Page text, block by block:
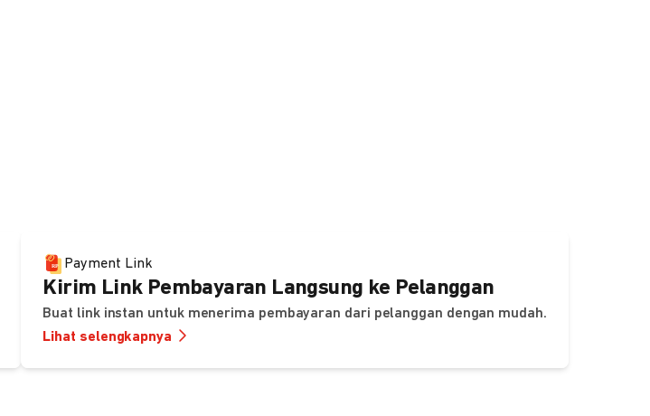
Payment Link
Kirim Link Pembayaran Langsung ke Pelanggan
Buat link instan untuk menerima pembayaran dari pelanggan dengan mudah.
Lihat selengkapnya